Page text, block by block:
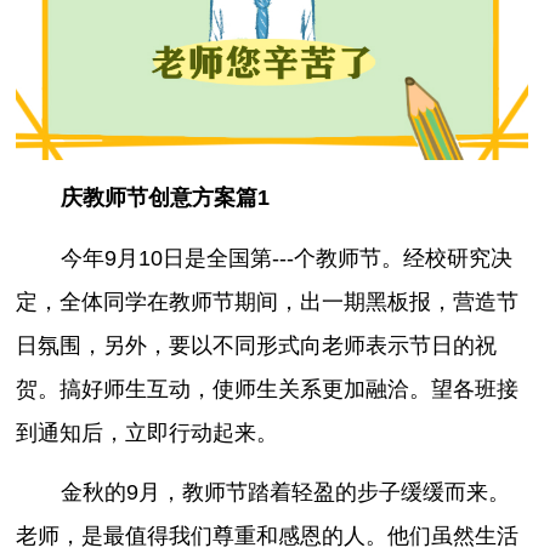
庆教师节创意方案篇1
今年9月10日是全国第---个教师节。经校研究决
定，全体同学在教师节期间，出一期黑板报，营造节
日氛围，另外，要以不同形式向老师表示节日的祝
贺。搞好师生互动，使师生关系更加融洽。望各班接
到通知后，立即行动起来。
金秋的9月，教师节踏着轻盈的步子缓缓而来。
老师，是最值得我们尊重和感恩的人。他们虽然生活